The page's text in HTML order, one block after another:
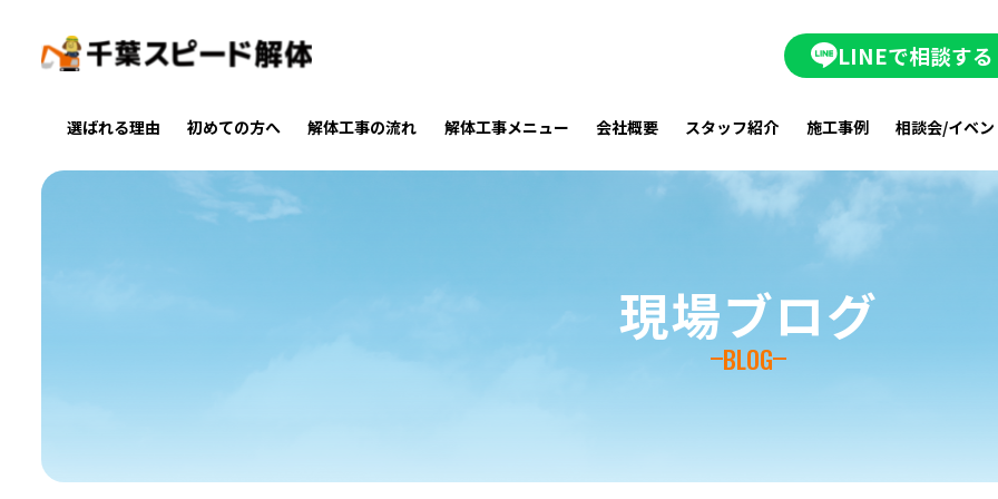
LINEで相談する
選ばれる理由 初めての方へ 解体工事の流れ 解体工事メニュー 会社概要 スタッフ紹介 施工事例 相談会/イベ
現場ブログ
BLOG